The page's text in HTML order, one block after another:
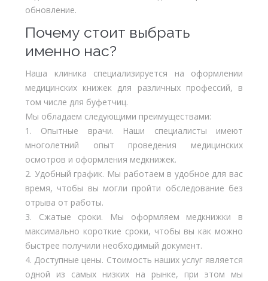
обновление.
Почему стоит выбрать
именно нас?
Наша клиника специализируется на оформлении
медицинских книжек для различных профессий, в
том числе для буфетчиц.
Мы обладаем следующими преимуществами:
1. Опытные врачи. Наши специалисты имеют
многолетний опыт проведения медицинских
осмотров и оформления медкнижек.
2. Удобный график. Мы работаем в удобное для вас
время, чтобы вы могли пройти обследование без
отрыва от работы.
3. Сжатые сроки. Мы оформляем медкнижки в
максимально короткие сроки, чтобы вы как можно
быстрее получили необходимый документ.
4. Доступные цены. Стоимость наших услуг является
одной из самых низких на рынке, при этом мы